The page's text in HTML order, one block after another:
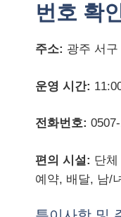
번호 확
주소: 광주 서
운영 시간:
전화번호:
편의 시설: 단
예약, 배달, 남/